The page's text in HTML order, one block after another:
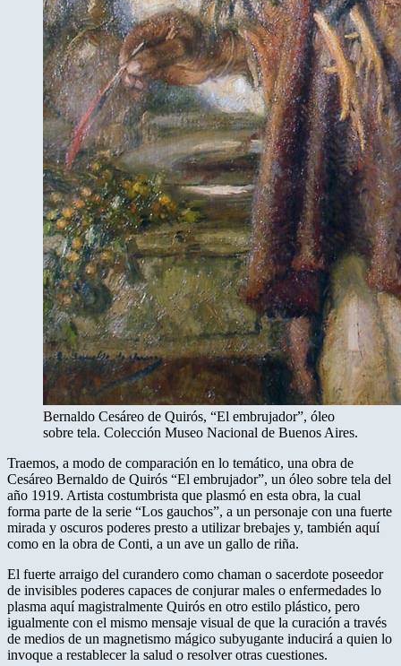
Bernaldo Cesáreo de Quirós, “El embrujador”, óleo
sobre tela. Colección Museo Nacional de Buenos Aires.
Traemos, a modo de comparación en lo temático, una obra de
Cesáreo Bernaldo de Quirós “El embrujador”, un óleo sobre tela del
año 1919. Artista costumbrista que plasmó en esta obra, la cual
forma parte de la serie “Los gauchos”, a un personaje con una fuerte
mirada y oscuros poderes presto a utilizar brebajes y, también aquí
como en la obra de Conti, a un ave un gallo de riña.
El fuerte arraigo del curandero como chaman o sacerdote poseedor
de invisibles poderes capaces de conjurar males o enfermedades lo
plasma aquí magistralmente Quirós en otro estilo plástico, pero
igualmente con el mismo mensaje visual de que la curación a través
de medios de un magnetismo mágico subyugante inducirá a quien lo
invoque a restablecer la salud o resolver otras cuestiones.